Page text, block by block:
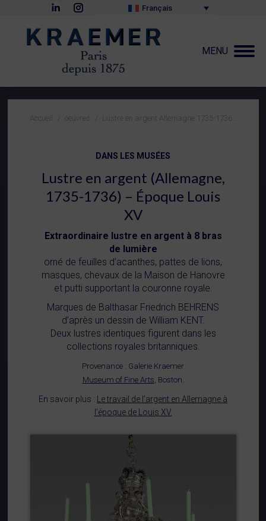
LinkedIn
s'ouvre
nouvelle
Instagram
s'ouvre
dans
une
nouvelle
Français
MENU
Vous êtes ici :
Accueil oeuvres Lustre en argent Allemagne 1735-1736…
DANS LES MUSÉES
Lustre en argent (Allemagne,
1735-1736) – Époque Louis
XV
Extraordinaire lustre en argent à 8 bras
de lumière
orné de feuilles d’acanthes, pattes de lions,
masques, chevaux de la Maison de Hanovre
et putti supportant la couronne royale.
Marques de Balthasar Friedrich BEHRENS
d’après un dessin de William KENT.
Deux lustres identiques figurent dans les
collections royales britanniques.
Provenance : Galerie Kraemer
Museum of Fine Arts, Boston.
En savoir plus :
Le travail de l’argent en Allemagne à
l’époque de Louis XV.